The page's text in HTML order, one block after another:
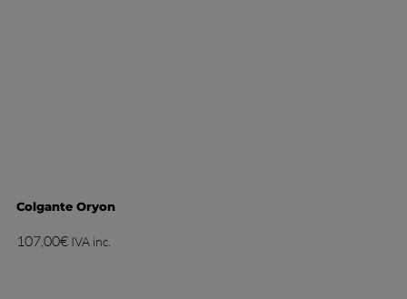
Colgante Oryon
107,00€ IVA inc.